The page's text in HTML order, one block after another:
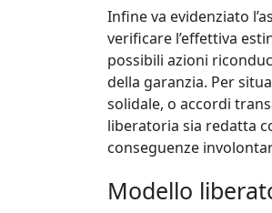
Infine va evidenziato
verificare l’effettiva
possibili azioni
della garanzia. Per
solidale, o accordi
liberatoria sia redatta
conseguenze
Modello